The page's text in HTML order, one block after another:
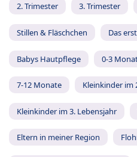
2. Trimester 3. Trimester
Stillen & Fläschchen Das
Babys Hautpflege 0-3
7-12 Monate Kleinkinder im
Kleinkinder im 3. Lebensjahr
Eltern in meiner Region